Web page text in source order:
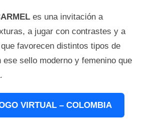
es una invitación a
a jugar con contrastes y a
favorecen distintos tipos de
sello moderno y femenino que
VIRTUAL – COLOMBIA